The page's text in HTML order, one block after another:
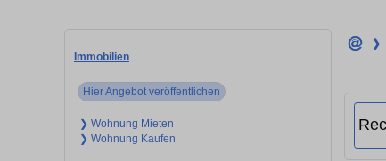
Immobilien
Hier Angebot veröffentlichen
❯ Wohnung Mieten
❯ Wohnung Kaufen
❯